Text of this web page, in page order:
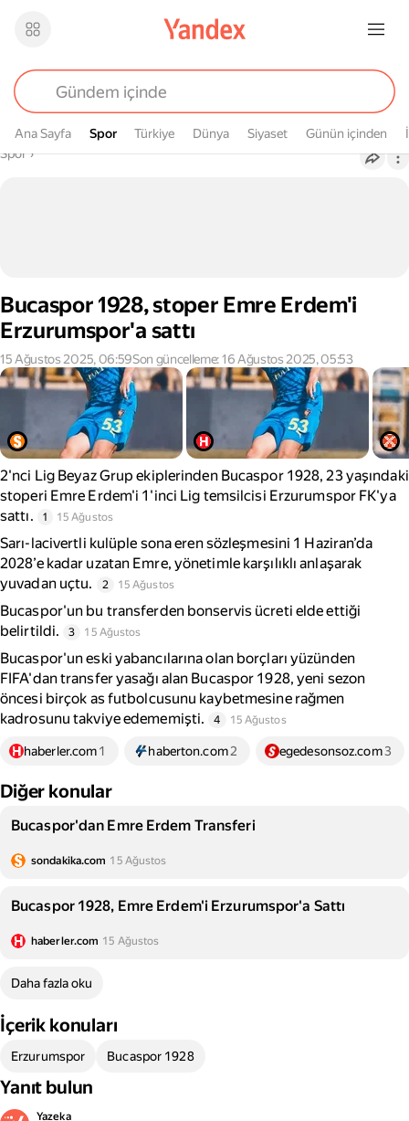
Ana Sayfa Spor
Spor Türkiye Dünya Siyaset Günün içinden
Buradasın
Spor›
Bucaspor 1928, stoper Emre Erdem'i
Erzurumspor'a sattı
15 Ağustos 2025, 06:59Son güncelleme: 16 Ağustos 2025, 05:53
2'nci Lig Beyaz Grup ekiplerinden Bucaspor 1928, 23 yaşındaki
stoperi Emre Erdem'i 1'inci Lig temsilcisi Erzurumspor FK'ya
sattı.
1 15 Ağustos
Sarı-lacivertli kulüple sona eren sözleşmesini 1 Haziran’da
2028’e kadar uzatan Emre, yönetimle karşılıklı anlaşarak
yuvadan uçtu.
2 15 Ağustos
Bucaspor'un bu transferden bonservis ücreti elde ettiği
belirtildi.
3 15 Ağustos
Bucaspor'un eski yabancılarına olan borçları yüzünden
FIFA'dan transfer yasağı alan Bucaspor 1928, yeni sezon
öncesi birçok as futbolcusunu kaybetmesine rağmen
kadrosunu takviye edememişti.
4 15 Ağustos
haberler.com1 haberton.com2 egedesonsoz.com3
Diğer konular
Bucaspor'dan Emre Erdem Transferi
sondakika.com 15 Ağustos
Bucaspor 1928, Emre Erdem'i Erzurumspor'a Sattı
haberler.com 15 Ağustos
Daha fazla oku
İçerik konuları
Erzurumspor Bucaspor 1928
Yanıt bulun
Yazeka